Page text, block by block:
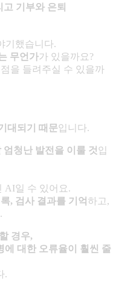
기부와 은퇴
기했습니다.
무언가가 있을까요?
을 들려주실 수 있을까
대되기 때문입니다.
엄청난 발전을 이룰 것입
AI일 수 있어요.
, 검사 결과를 기억 하고,
경우,
에 대한 오류율이 훨씬 줄
.